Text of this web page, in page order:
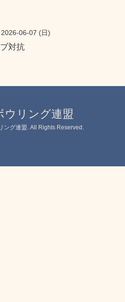
06-07 (日)
対抗
ウリング連盟
ング連盟 . All Rights Reserved.